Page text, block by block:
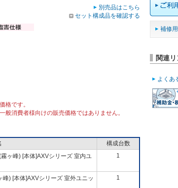
別売品はこちら
セット構成品を確認する
格です。
消費者様向けの販売価格ではありません。
構成台数
ヶ峰) [本体]AXVシリーズ 室内ユ
1
峰) [本体]AXVシリーズ 室外ユニッ
1
補修
関連リ
よくあ